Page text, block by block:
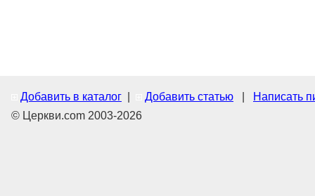
Добавить в каталог Добавить статью
Написать
© Церкви.com 2003-2026